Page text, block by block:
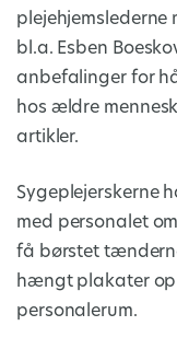
plejehjemslederne
bl.a. Esben
anbefalinger for
hos ældre
artikler.
Sygeplejerskerne
med personalet
få børstet
hængt plakater op
personalerum.